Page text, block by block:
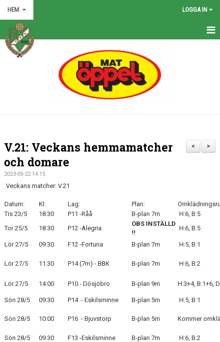
HEM LOGGA IN
HEM
KALENDER
BILDGALLERI
BLI MEDLEM
KLÄDKOLLEKTION
FOTBOLLSSKOLAN 2026
>
<
V.21: Veckans hemmamatcher
och domare
2023-05-22 14:15
Veckans matcher: V.21
Datum: Kl: Lag: Plan:
Tis 23/5
18:30 P11 -Råå B-plan 7m
H:6, B:5
Tor 25/5
18:30 P12 -Alegria
OBS INSTÄLLD
!!
H:6, B:5
Lör 27/5 09:30 F12 -Fortuna B-plan 7m H:5, B:1
Lör 27/5 11:30 P14 (7m) - BBK B-plan 7m H:6, B:2
Lör 27/5 14:00 P10 - Dösjöbro B-plan 9m H:3+4, B:1+6,
Sön 28/5 09:30 P14 - Eskilsminne B-plan 5m H:5, B:1
Sön 28/5 10:00 P16 - Bjuvstorp B-plan 5m Kommer
Sön 28/5 09:30 F13 -Eskilsminne B-plan 7m H:6, B:2